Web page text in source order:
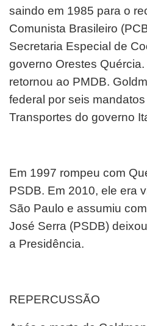
saindo em 1985 para o
Comunista Brasileiro
Secretaria Especial de
governo Orestes
retornou ao PMDB.
federal por seis
Transportes do governo
Em 1997 rompeu com
PSDB. Em 2010, ele era
São Paulo e assumiu
José Serra (PSDB)
a Presidência.
REPERCUSSÃO